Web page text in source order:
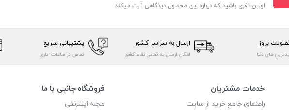
اولین نفری باشید که درباره این محصول دیدگاهی ثبت میکند
بروز
های دنیا
ارسال به سراسر کشور
امکان ارسال به تمامی نقاط کشور
پشتیبانی سریع
تماس در ساعات اداری
خدمات مشتریان
راهنمای جامع خرید از سایت
فروشگاه جانبی با ما
مجله اینترنتی